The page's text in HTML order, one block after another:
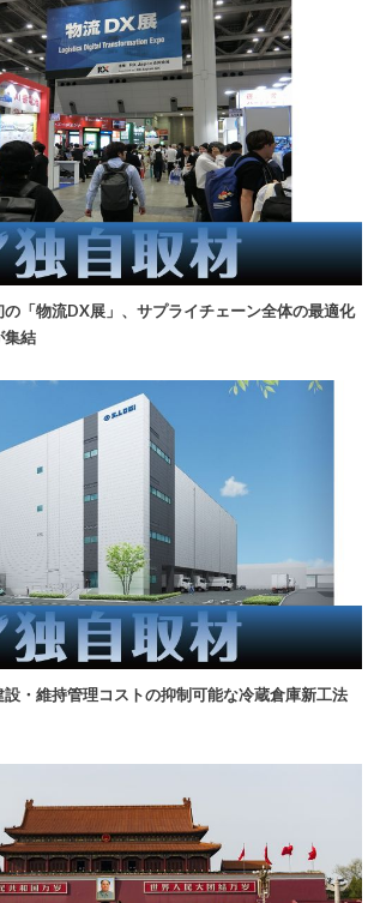
の「物流DX展」、サプライチェーン全体の最適化
集結
設・維持管理コストの抑制可能な冷蔵倉庫新工法